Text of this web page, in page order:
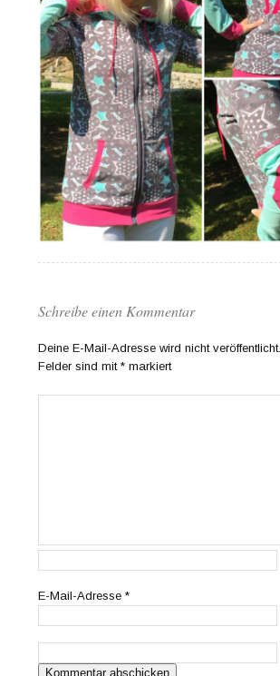
Schreibe einen Kommentar
Deine E-Mail-Adresse wird nicht veröffentlicht.
Felder sind mit* markiert
E-Mail-Adresse*